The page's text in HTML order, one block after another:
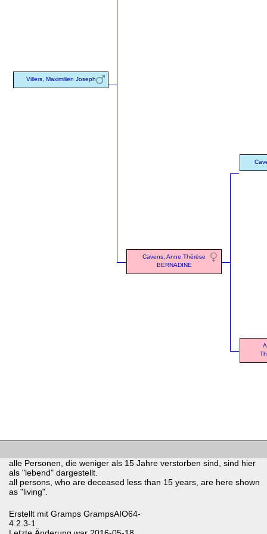
Villers, Maximilien Joseph
Cavens, Anne Thérèse
BERNADINE
alle Personen, die weniger als 15 Jahre verstorben sind, sind hier
als "lebend" dargestellt.
all persons, who are deceased less than 15 years, are here shown
as "living".
Erstellt mit Gramps GrampsAIO64-
4.2.3-1